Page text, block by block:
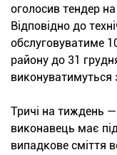
оголосив тендер
Відповідно до
обслуговуватиме
району до 31
Тричі на тиждень —
виконавець має
випадкове сміття